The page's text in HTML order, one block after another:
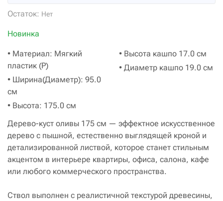
Остаток: Нет
Новинка
• Материал: Мягкий
пластик (P)
• Ширина(Диаметр): 95.0
см
• Высота: 175.0 см
• Высота кашпо 17.0 см
• Диаметр кашпо 19.0 см
Дерево-куст оливы 175 см — эффектное искусственное
дерево с пышной, естественно выглядящей кроной и
детализированной листвой, которое станет стильным
акцентом в интерьере квартиры, офиса, салона, кафе
или любого коммерческого пространства.
Ствол выполнен с реалистичной текстурой древесины,